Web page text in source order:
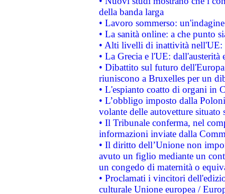
della banda larga
• Lavoro sommerso:
• La sanità online: a che punto
• Alti livelli di inattività nell'UE:
• La Grecia e l'UE: dall'austerità
• Dibattito sul futuro
riuniscono a Bruxelles per un
• L'espianto coatto di organi in
• L’obbligo imposto dalla
volante delle autovetture
• Il Tribunale conferma, nel
informazioni inviate dalla
• Il diritto dell’Unione non
avuto un figlio mediante un
un congedo di maternità o
• Proclamati i vincitori
culturale Unione europea /